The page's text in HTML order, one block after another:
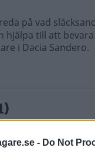
- Do Not
på vad
till att
i Dacia Sandero.
nedåt i klasserna.
pris?